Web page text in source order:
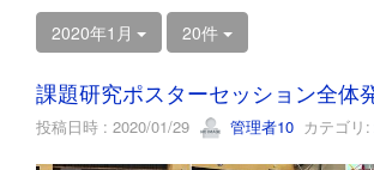
2020年1月 20件
課題研究ポスターセッション全体
投稿日時 : 2020/01/29 管理者10 カテゴリ: